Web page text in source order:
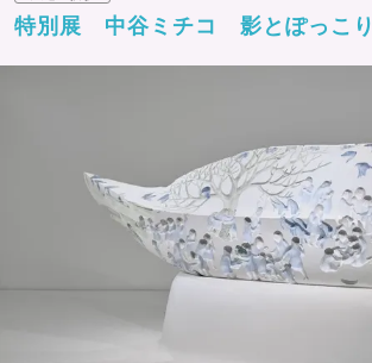
特別展 中谷ミチコ 影とぽっこり